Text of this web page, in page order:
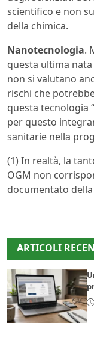
scientifico e non
della chimica.
Nanotecnologia.
questa ultima
non si valutano
rischi che
questa tecnologia
per questo
sanitarie nella
(1) In realtà, la
OGM non
documentato della
ARTICOLI